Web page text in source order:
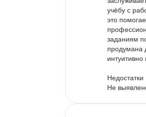
платформе
для
учёбу с
это
заданиям
продумана
Недостатки
Не